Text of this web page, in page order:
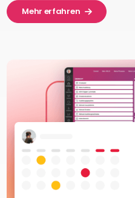
Mehr erfahren